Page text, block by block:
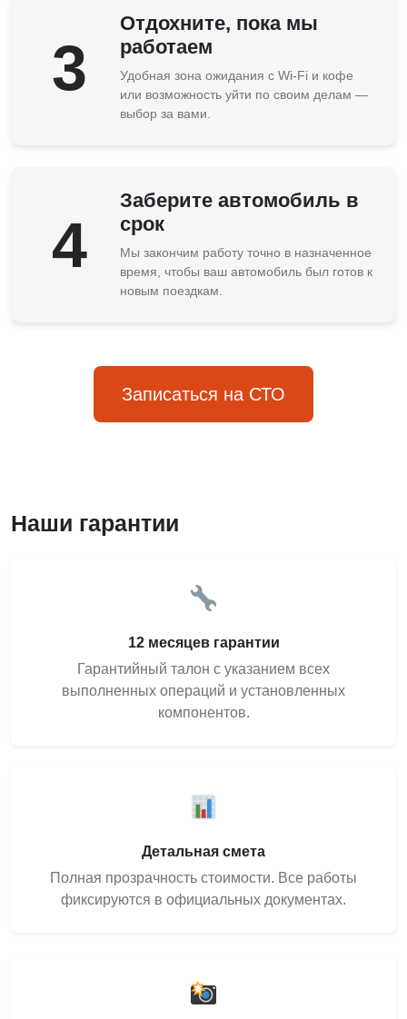
3
Отдохните, пока мы
работаем
Удобная зона ожидания с Wi-Fi и кофе
или возможность уйти по своим делам —
выбор за вами.
4
Заберите автомобиль в
срок
Мы закончим работу точно в назначенное
время, чтобы ваш автомобиль был готов к
новым поездкам.
Записаться на СТО
Наши гарантии
12 месяцев гарантии
Гарантийный талон с указанием всех
выполненных операций и установленных
компонентов.
Детальная смета
Полная прозрачность стоимости. Все работы
фиксируются в официальных документах.